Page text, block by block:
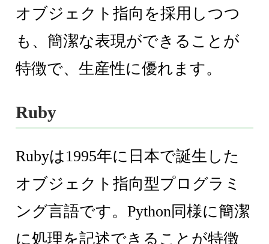
オブジェクト指向を採用しつつ
も、簡潔な表現ができることが
特徴で、生産性に優れます。
Ruby
Rubyは1995年に日本で誕生した
オブジェクト指向型プログラミ
ング言語です。Python同様に簡潔
に処理を記述できることが特徴